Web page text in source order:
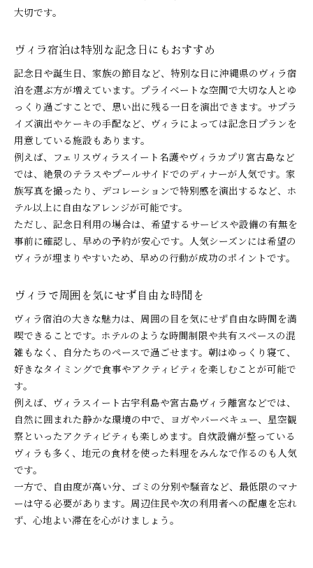
大切です。
ヴィラ宿泊は特別な記念日にもおすすめ
記念日や誕生日、家族の節目など、特別な日に沖縄県のヴィラ宿
泊を選ぶ方が増えています。プライベートな空間で大切な人とゆ
っくり過ごすことで、思い出に残る一日を演出できます。サプラ
イズ演出やケーキの手配など、ヴィラによっては記念日プランを
用意している施設もあります。
例えば、フェリスヴィラスイート名護やヴィラカプリ宮古島など
では、絶景のテラスやプールサイドでのディナーが人気です。家
族写真を撮ったり、デコレーションで特別感を演出するなど、ホ
テル以上に自由なアレンジが可能です。
ただし、記念日利用の場合は、希望するサービスや設備の有無を
事前に確認し、早めの予約が安心です。人気シーズンには希望の
ヴィラが埋まりやすいため、早めの行動が成功のポイントです。
ヴィラで周囲を気にせず自由な時間を
ヴィラ宿泊の大きな魅力は、周囲の目を気にせず自由な時間を満
喫できることです。ホテルのような時間制限や共有スペースの混
雑もなく、自分たちのペースで過ごせます。朝はゆっくり寝て、
好きなタイミングで食事やアクティビティを楽しむことが可能で
す。
例えば、ヴィラスイート古宇利島や宮古島ヴィラ離宮などでは、
自然に囲まれた静かな環境の中で、ヨガやバーベキュー、星空観
察といったアクティビティも楽しめます。自炊設備が整っている
ヴィラも多く、地元の食材を使った料理をみんなで作るのも人気
です。
一方で、自由度が高い分、ゴミの分別や騒音など、最低限のマナ
ーは守る必要があります。周辺住民や次の利用者への配慮を忘れ
ず、心地よい滞在を心がけましょう。